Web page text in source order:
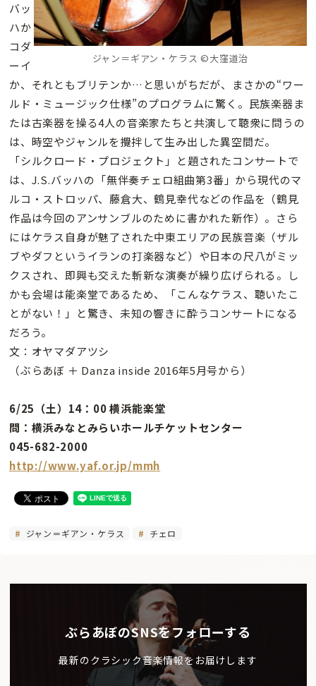
ジャン＝ギアン・ケラス ©大窪道治
バッ
ハか
コダ
ーイ
か、それともブリテンか…と思いがちだが、まさかの“ワー
ルド・ミュージック仕様”のプログラムに驚く。民族楽器ま
たは古楽器を操る4人の音楽家たちと共演して聴衆に問うの
は、時空やジャンルを攪拌して生み出した異空間だ。
「シルクロード・プロジェクト」と題されたコンサートで
は、J.S.バッハの「無伴奏チェロ組曲第3番」から現代のマ
ルコ・ストロッパ、藤倉大、鶴見幸代などの作品を（鶴見
作品は今回のアンサンブルのために書かれた新作）。さら
にはケラス自身が魅了された中東エリアの民族音楽（ザル
ブやダフというイランの打楽器など）や日本の尺八がミッ
クスされ、即興も交えた斬新な演奏が繰り広げられる。し
かも会場は能楽堂であるため、「こんなケラス、聴いたこ
とがない！」と驚き、未知の響きに酔うコンサートになる
だろう。
文：オヤマダアツシ
（ぶらあぼ ＋ Danza inside 2016年5月号から）
6/25（土）14：00 横浜能楽堂
問：横浜みなとみらいホールチケットセンター
045-682-2000
http://www.yaf.or.jp/mmh
ジャン＝ギアン・ケラス チェロ
ぶらあぼのSNSをフォローする
最新のクラシック音楽情報をお届けします